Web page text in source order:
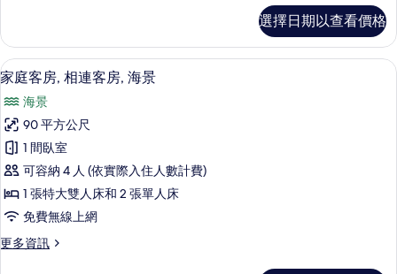
有
相
片
套
房,
海
景
的
詳
情
選擇日期以查看價格
顯
示
家
庭
客
房,
相
連
客
6
家庭客房, 相連客房, 海景
海景
90 平方公尺
1 間臥室
可容納 4 人 (依實際入住人數計費)
1 張特大雙人床和 2 張單人床
免費無線上網
更多資訊
更